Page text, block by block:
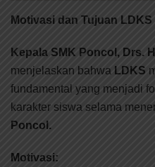
Motivasi dan Tujuan
Kepala SMK Poncol, Drs.
menjelaskan bahwa LDKS
fundamental yang menjadi
karakter siswa selama
Poncol.
Motivasi: